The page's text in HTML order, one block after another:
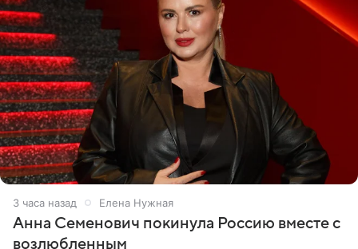
4 часа назад Елена Нужная
Анна Семенович покинула Россию вместе с
возлюбленным